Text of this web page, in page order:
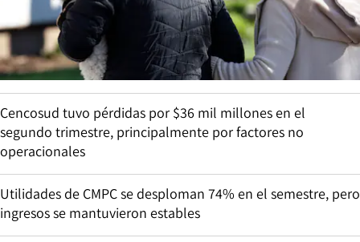
Cencosud tuvo pérdidas por $36 mil millones en el
segundo trimestre, principalmente por factores no
operacionales
Utilidades de CMPC se desploman 74% en el semestre, pero
ingresos se mantuvieron estables